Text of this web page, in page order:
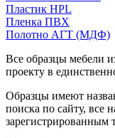
Пластик HPL
Пленка ПВХ
Полотно АГТ (МДФ)
Все образцы мебели
проекту в
Образцы имеют
поиска по сайту, все
зарегистрированным